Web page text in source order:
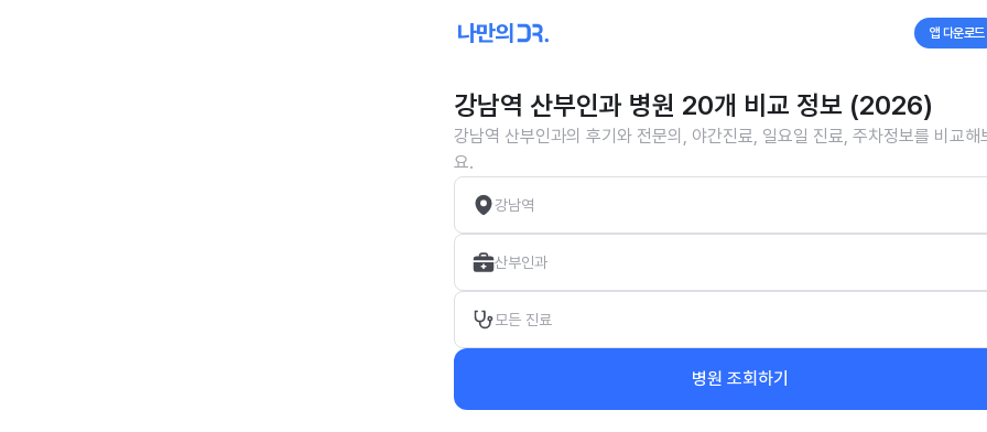
앱 다운로드
강남역 산부인과 병원 20개 비교 정보 (2026)
강남역 산부인과의 후기와 전문의, 야간진료, 일요일 진료, 주차정보를 비교해
요.
강남역
산부인과
모든 진료
병원 조회하기